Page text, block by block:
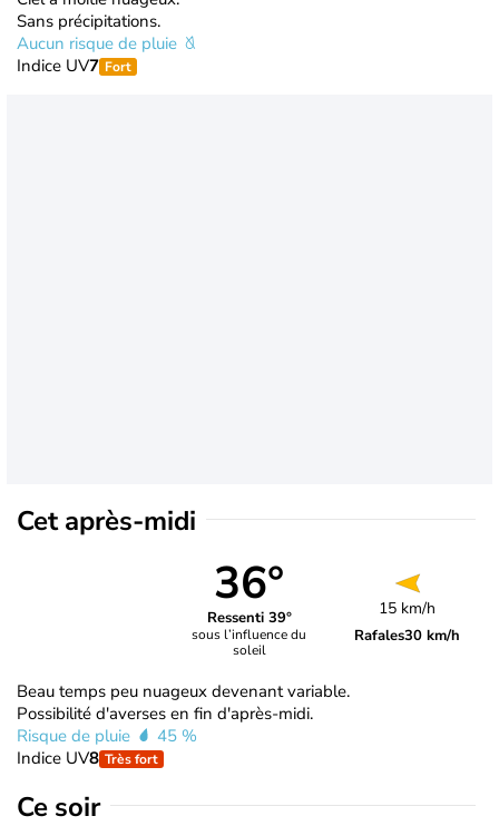
Sans précipitations.
Aucun risque de pluie
Indice UV7 Fort
Cet après-midi
36°
Ressenti 39°
sous l’influence du
soleil
15 km/h
Rafales30 km/h
Beau temps peu nuageux devenant variable.
Possibilité d'averses en fin d'après-midi.
Risque de pluie
45 %
Indice UV8 Très fort
Ce soir